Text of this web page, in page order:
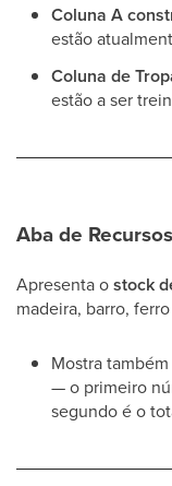
Coluna A
estão
Coluna de
estão a ser
Aba de Recursos
Apresenta ostock
madeira, barro,
Mostra também
— o primeiro
segundo é o